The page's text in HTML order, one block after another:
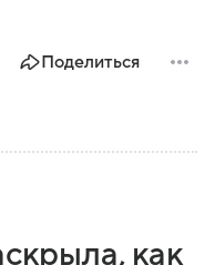
Поделиться
как